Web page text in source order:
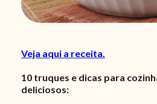
Veja aqui a receita.
10 truques e dicas para
deliciosos: